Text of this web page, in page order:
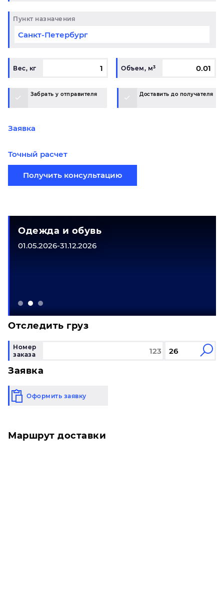
Пункт назначения
Вес, кг Объем, м³
Забрать у отправителя Доставить до получателя
Заявка
Точный расчет
Получить консультацию
Одежда и обувь
01.05.2026-31.12.2026
Отследить груз
Номер
заказа
Заявка
Оформить заявку
Маршрут доставки